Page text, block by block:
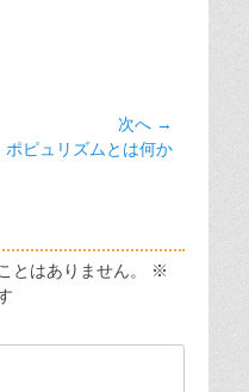
次へ →
ポピュリズムとは何か
とはありません。
※